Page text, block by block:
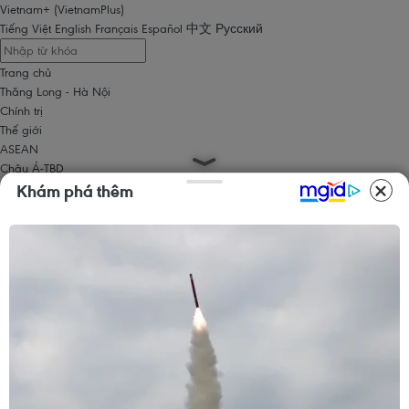
Vietnam+ (VietnamPlus)
Tiếng Việt English Français Español 中文 Русский
Trang chủ
Thăng Long - Hà Nội
Chính trị
Thế giới
ASEAN
Châu Á-TBD
Trung Đông
Châu Mỹ
Khám phá thêm